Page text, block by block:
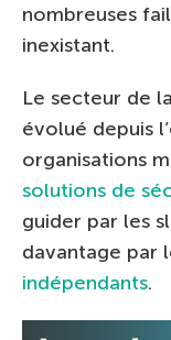
nombreuses
inexistant.
Le secteur de
évolué depuis
organisations
solutions de
guider par les
davantage par
indépendants.